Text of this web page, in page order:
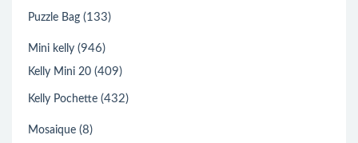
Puzzle Bag (133)
Mini kelly (946)
Kelly Mini 20 (409)
Kelly Pochette (432)
Mosaique (8)